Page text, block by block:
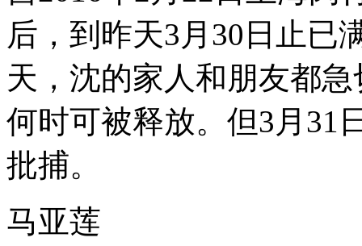
后，到昨天3月30日止已
天，沈的家人和朋友都
何时可被释放。但3月31
批捕。
马亚莲